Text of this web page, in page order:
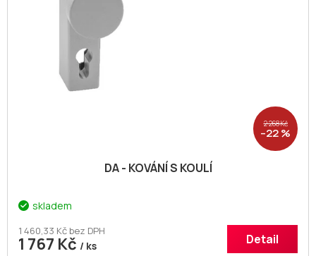
2 268 Kč
–22 %
DA - KOVÁNÍ S KOULÍ
skladem
1 460,33 Kč bez DPH
1 767 Kč / ks Detail